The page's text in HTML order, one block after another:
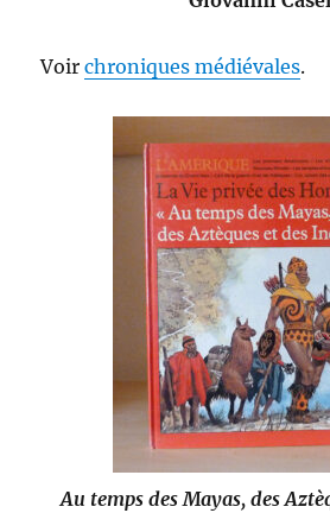
Voirchroniques médiévales.
Au temps des Mayas, des